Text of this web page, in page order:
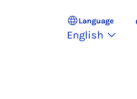
Language
English